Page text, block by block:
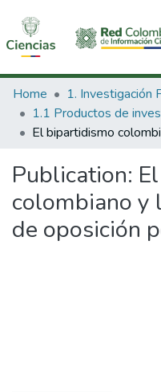
Communities & Collections
All of DSpace
Home
Publication:
colombiano y
de oposición